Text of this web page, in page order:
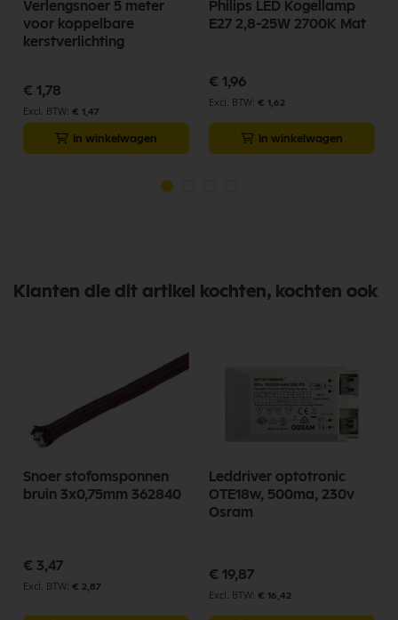
Verlengsnoer 5 meter
voor koppelbare
kerstverlichting
€ 1,78
€ 1,47
In winkelwagen
Philips LED Kogellamp
E27 2,8-25W 2700K Mat
€ 1,96
€ 1,62
In winkelwagen
Klanten die dit artikel kochten, kochten ook
Snoer stofomsponnen
bruin 3x0,75mm 362840
€ 3,47
€ 2,87
Leddriver optotronic
OTE18w, 500ma, 230v
Osram
€ 19,87
€ 16,42